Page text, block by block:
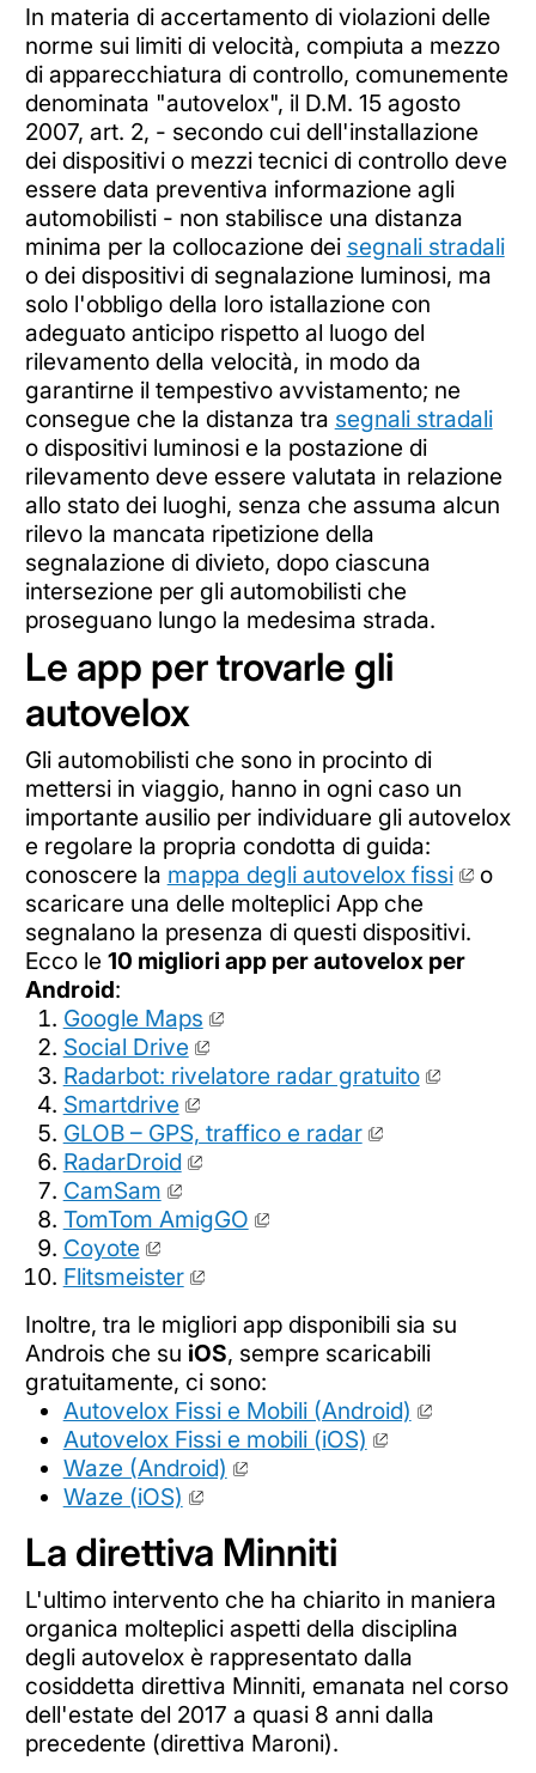
In materia di accertamento di violazioni delle
norme sui limiti di velocità, compiuta a mezzo
di apparecchiatura di controllo, comunemente
denominata "autovelox", il D.M. 15 agosto
2007, art. 2, - secondo cui dell'installazione
dei dispositivi o mezzi tecnici di controllo deve
essere data preventiva informazione agli
automobilisti - non stabilisce una distanza
minima per la collocazione dei segnali stradali
o dei dispositivi di segnalazione luminosi, ma
solo l'obbligo della loro istallazione con
adeguato anticipo rispetto al luogo del
rilevamento della velocità, in modo da
garantirne il tempestivo avvistamento; ne
consegue che la distanza tra segnali stradali
o dispositivi luminosi e la postazione di
rilevamento deve essere valutata in relazione
allo stato dei luoghi, senza che assuma alcun
rilevo la mancata ripetizione della
segnalazione di divieto, dopo ciascuna
intersezione per gli automobilisti che
proseguano lungo la medesima strada.
Le app per trovarle gli
autovelox
Gli automobilisti che sono in procinto di
mettersi in viaggio, hanno in ogni caso un
importante ausilio per individuare gli autovelox
e regolare la propria condotta di guida:
conoscere la mappa degli autovelox fissi
o
scaricare una delle molteplici App che
segnalano la presenza di questi dispositivi.
Ecco le 10 migliori app per autovelox per
Android:
Google Maps
Social Drive
Radarbot: rivelatore radar gratuito
Smartdrive
GLOB – GPS, traffico e radar
RadarDroid
CamSam
TomTom AmigGO
Coyote
Flitsmeister
Inoltre, tra le migliori app disponibili sia su
Androis che su iOS, sempre scaricabili
gratuitamente, ci sono:
Autovelox Fissi e Mobili (Android)
Autovelox Fissi e mobili (iOS)
Waze (Android)
Waze (iOS)
La direttiva Minniti
L'ultimo intervento che ha chiarito in maniera
organica molteplici aspetti della disciplina
degli autovelox è rappresentato dalla
cosiddetta direttiva Minniti, emanata nel corso
dell'estate del 2017 a quasi 8 anni dalla
precedente (direttiva Maroni).